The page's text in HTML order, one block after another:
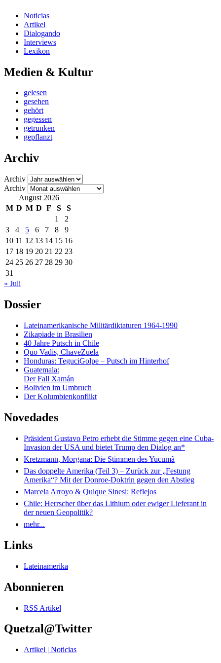
Noticias
Artikel
Dialogando
Interviews
Lexikon
Medien & Kultur
gelesen
gesehen
gehört
gegessen
getrunken
gepflanzt
Archiv
Archiv
Archiv
August 2026
M D M D F S
S
1
2
3
4 5 6 7 8
9
10 11 12 13 14 15 16
17 18 19 20 21 22 23
24 25 26 27 28 29 30
31
« Juli
Dossier
Lateinamerikanische Militärdiktaturen 1964-1990
Zikapiade in Brasilien
40 Jahre Putsch in Chile
Quo Vadis, ChaveZuela
Honduras: TeguciGolpe – Putsch im Hinterhof
Guatemala:
Der Fall Xamán
Bolivien im Umbruch
Der Kolumbienkonflikt
Novedades
Präsident Gustavo Petro erhebt die Stimme gegen eine Cuba-
Invasion der USA und bietet Trump den Dialog an*
Kretzmann, Morgana: Die Stimmen des Yucumã
Das doppelte Amerika (Teil 3) – Zurück zur „Festung
Amerika“? Mit der Donroe-Doktrin gegen den Abstieg
Marcela Arroyo & Quique Sinesi: Reflejos
Chile: Herrscher über das Lithium oder ewiger Lieferant in
der neuen Geopolitik?
mehr...
Links
Lateinamerika
Abonnieren
RSS Artikel
Quetzal@Twitter
Artikel | Noticias